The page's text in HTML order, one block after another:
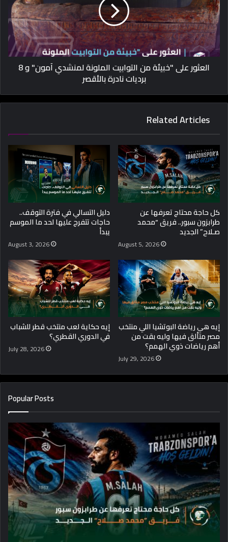
العثور على "خبيئة من التوابيت الملونة لمنشدي آمون" و 8
برديات نادرة بالأقصر
Related Articles
كل حاجة محتاج تعرفها عن
طرابزون سبور.. فريق “محمد
صـلاح” الجديد
August 5, 2026
دليل التسالي في فترة التوقف..
حاجات تتفرج عليها لحد ما الموسم
يبدأ
August 3, 2026
إيه هي رياضة البوتشيا اللي منتخب
مصر متألق فيها وليه بقت من
أهم رياضات ذوي الهمم؟
July 29, 2026
إيه حكاية لعب منتخب قطر للشباب
في الدوري القطري؟
July 28, 2026
Popular Posts